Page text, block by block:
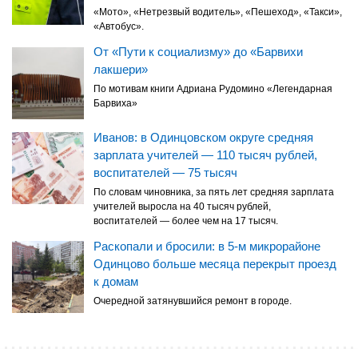
«Мото», «Нетрезвый водитель», «Пешеход», «Такси»,
«Автобус».
От «Пути к социализму» до «Барвихи
лакшери»
По мотивам книги Адриана Рудомино «Легендарная
Барвиха»
Иванов: в Одинцовском округе средняя
зарплата учителей — 110 тысяч рублей,
воспитателей — 75 тысяч
По словам чиновника, за пять лет средняя зарплата
учителей выросла на 40 тысяч рублей,
воспитателей — более чем на 17 тысяч.
Раскопали и бросили: в 5-м микрорайоне
Одинцово больше месяца перекрыт проезд
к домам
Очередной затянувшийся ремонт в городе.